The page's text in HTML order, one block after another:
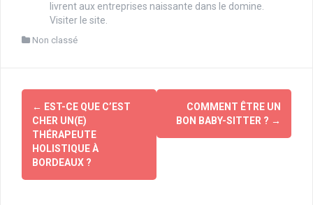
livrent aux entreprises naissante dans le domine.
Visiter le site.
Non classé
Navigation
d'article
← EST-CE QUE C’EST
CHER UN(E)
THÉRAPEUTE
HOLISTIQUE À
BORDEAUX ?
COMMENT ÊTRE UN
BON BABY-SITTER ? →